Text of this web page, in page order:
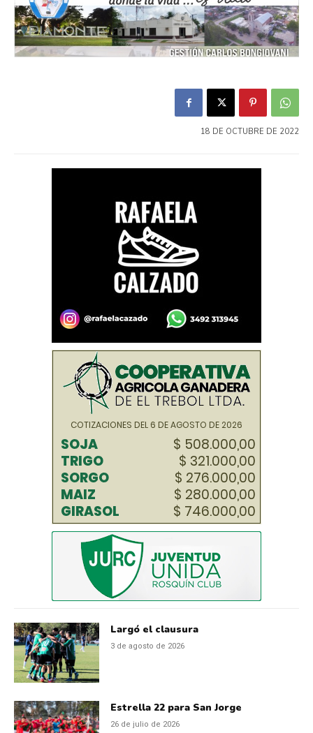
18 DE OCTUBRE DE 2022
Largó el clausura
3 de agosto de 2026
Estrella 22 para San Jorge
26 de julio de 2026